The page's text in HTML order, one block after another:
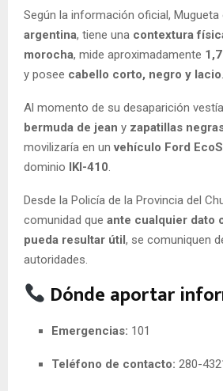
Según la información oficial, Mugueta
argentina, tiene una contextura
morocha, mide aproximadamente
y posee cabello corto, negro y lacio
Al momento de su desaparición
bermuda de jean y zapatillas
movilizaría en unvehículo Ford
dominio IKI-410
Desde la Policía de la Provincia del
comunidad que ante cualquier dato
pueda resultar útil, se comuniquen
autoridades.
Dónde aportar
Emergencias: 101
Teléfono de contacto: 280-